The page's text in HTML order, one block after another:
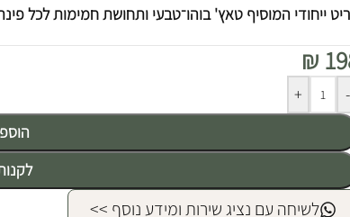
ייחודי המוסיף טאץ' בוהו־טבעי ותחושת חמימות לכל
₪
-
+Alternative:
לשיחה עם נציג שירות ומידע נוסף >>